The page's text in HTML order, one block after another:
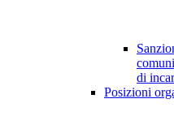
di
Posizioni